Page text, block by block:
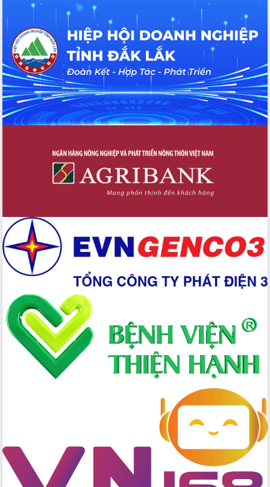
Hồ Thị Nguyên Thảo làm việc tại Trung
tâm Phục vụ hành chính công xã Ea
Phê
Xây dựng nền hành chính số đồng
hành cùng nông dân dân, doanh nghiệp
Giai đoạn 2026-2030, Đắk Lắk phấn
đấu có 77% xã đạt chuẩn nông thôn
mới
Chuyển đổi số 'mở đường' cho nông
nghiệp Đắk Lắk tăng trưởng bứt phá
địa chính, hoàn thiện cơ sở dữ liệu đất
Ứng dụng sinh trắc học - Bước tiến
trong hành trình chuyển đổi số tại Đắk
Đắk Lắk nâng cao hiệu quả công tác
Đảng từ Sổ tay đảng viên điện tử
Đắk Lắk đẩy mạnh nuôi biển công
nghệ, hướng tới phát triển thủy sản
bền vững
Tập huấn nâng cao năng lực triển khai
chuyển đổi số cho cán bộ, công chức
cấp xã
Đắk Lắk phát động hưởng ứng Ngày
Quyền của người tiêu dùng Việt Nam
2026
Đẩy mạnh cải cách hành chính, quyết
tâm đạt được mục tiêu tăng trưởng
Nhân dân tỉnh
Bệnh án điện tử thúc đẩy chuyển đổi
số y tế tại Đắk Lắk